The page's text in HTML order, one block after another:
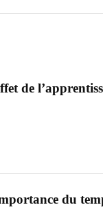
de
du